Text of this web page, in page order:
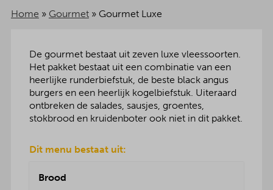
Home » Gourmet» Gourmet Luxe
De gourmet bestaat uit zeven luxe vleessoorten.
Het pakket bestaat uit een combinatie van een
heerlijke runderbiefstuk, de beste black angus
burgers en een heerlijk kogelbiefstuk. Uiteraard
ontbreken de salades, sausjes, groentes,
stokbrood en kruidenboter ook niet in dit pakket.
Dit menu bestaat uit:
Brood